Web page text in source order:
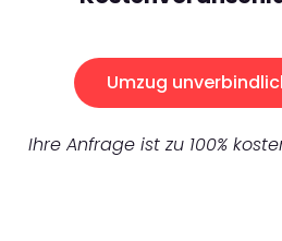
Umzug
Ihre Anfrage ist zu 100%